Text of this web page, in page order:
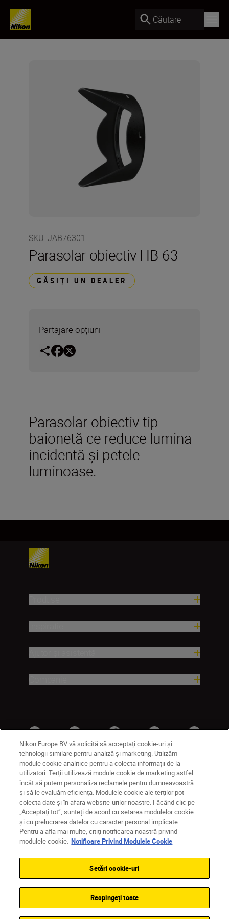
Căutare
SKU: JAB76301
Parasolar obiectiv HB-63
GĂSIȚI UN DEALER
Partajare opțiuni
Parasolar obiectiv tip
baionetă ce reduce lumina
incidentă şi petele
luminoase.
MD Nikon Sites
Contactaţi-ne
Politică de confidențialitate
Termeni de utilizare
Notificare privind modulele cookie
Setări cookie
© 2026 Nikon
Back to top
Nikon Europe BV vă solicită să acceptați cookie-uri și
tehnologii similare pentru analiză și marketing. Utilizăm
module cookie analitice pentru a colecta informații de la
utilizatori. Terții utilizează module cookie de marketing astfel
încât să putem personaliza reclamele pentru dumneavoastră
și să le evaluăm eficiența. Modulele cookie ale terților pot
colecta date și în afara website-urilor noastre. Făcând clic pe
„Acceptați tot”, sunteți de acord cu setarea modulelor cookie
și cu prelucrarea datelor cu caracter personal implicate.
Pentru a afla mai multe, citiți notificarea noastră privind
modulele cookie. Notificare Privind Modulele Cookie
Setări cookie-uri
Respingeți toate